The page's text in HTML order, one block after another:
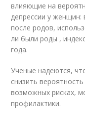
влияющие на
депрессии у
после родов,
ли были роды ,
года.
Ученые надеются,
снизить
возможных рисках,
профилактики.